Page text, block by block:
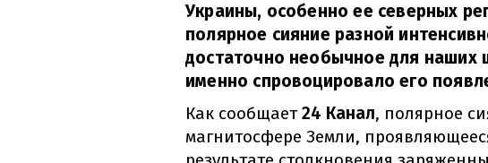
Украины, особенно ее северных
полярное сияние разной
достаточно необычное для наших
именно спровоцировало его
Как сообщает24 Канал, полярное
магнитосфере Земли,